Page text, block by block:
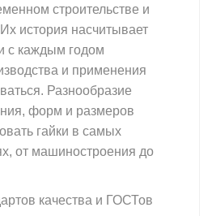
строительстве и
история насчитывает
с каждым годом
и применения
Разнообразие
форм и размеров
гайки в самых
от машиностроения до
качества и ГОСТов